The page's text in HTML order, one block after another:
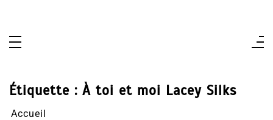
Étiquette : À toi et moi Lacey Silks
Accueil